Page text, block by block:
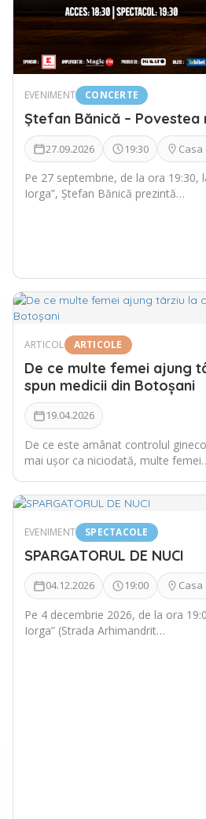
EVENIMENT CONCERTE
Ștefan Bănică – Povestea
27.09.2026 19:30
Pe 27 septembrie, de la ora 19:30,
Iorga”, Ștefan Bănică prezintă…
ARTICOL ARTICOLE
De ce multe femei ajung
spun medicii din Botoșani
19.04.2026
De ce este amânat controlul
mai ușor ca niciodată, multe
EVENIMENT SPECTACOLE
SPARGATORUL DE NUCI
04.12.2026 19:00
Pe 4 decembrie 2026, de la ora
Iorga” (Strada Arhimandrit…